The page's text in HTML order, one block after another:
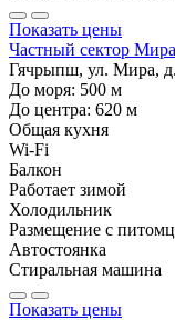
Показать цены
Частный сектор
Гячрыпш, ул. Мира,
До моря: 500 м
До центра: 620 м
Общая кухня
Wi-Fi
Балкон
Работает зимой
Холодильник
Размещение с
Автостоянка
Стиральная машина
Показать цены